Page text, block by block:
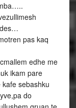
pas kaq
edhe me
ikam pare
kafe sebashku
do